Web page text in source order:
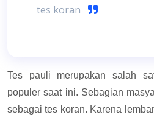
tes koran
Tes pauli merupakan salah
populer saat ini. Sebagian
sebagai tes koran. Karena